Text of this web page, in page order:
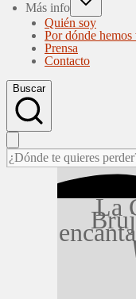
Más info
Quién soy
Por dónde hemos
Prensa
Contacto
Buscar
La